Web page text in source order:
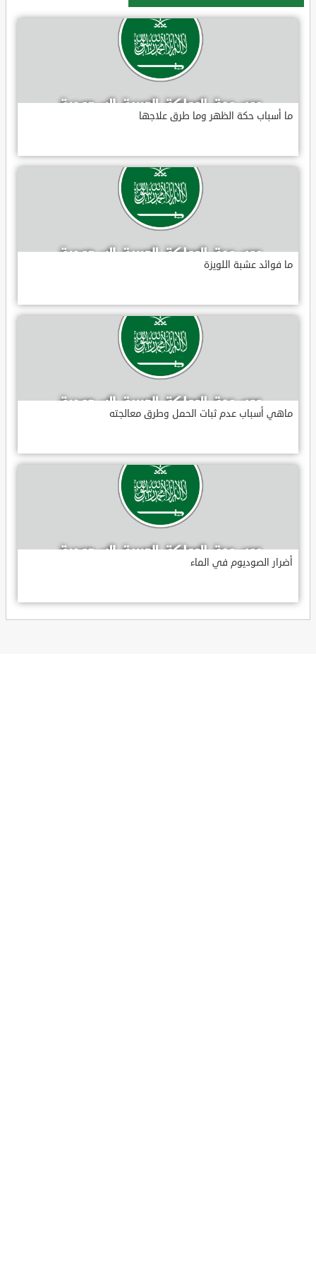
ما أسباب حكة الظهر وما طرق علاجها
ما فوائد عشبة اللويزة
ماهي أسباب عدم ثبات الحمل وطرق معالجته
أضرار الصوديوم في الماء